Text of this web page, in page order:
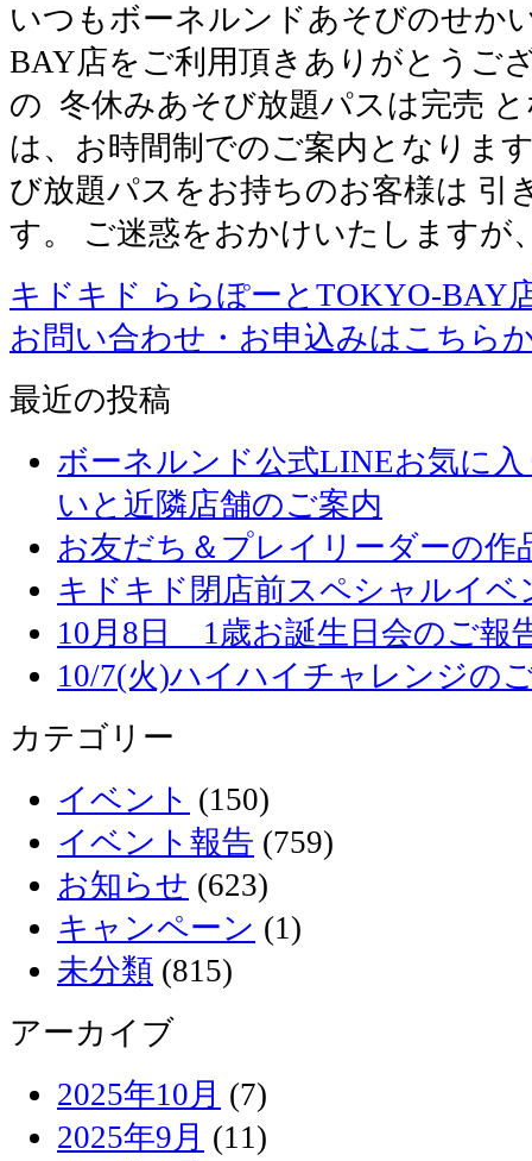
いつもボーネルンドあそびのせか
BAY店をご利用頂きありがとうご
の 冬休みあそび放題パスは完売
は、お時間制でのご案内となりま
び放題パスをお持ちのお客様は 引
す。 ご迷惑をおかけいたします
キドキド ららぽーとTOKYO-BAY
お問い合わせ・お申込みはこちら
最近の投稿
ボーネルンド公式LINEお気に
いと近隣店舗のご案内
お友だち＆プレイリーダーの作
キドキド閉店前スペシャルイベ
10月8日 1歳お誕生日会のご報
10/7(火)ハイハイチャレンジの
カテゴリー
イベント (150)
イベント報告 (759)
お知らせ (623)
キャンペーン (1)
未分類 (815)
アーカイブ
2025年10月 (7)
2025年9月 (11)